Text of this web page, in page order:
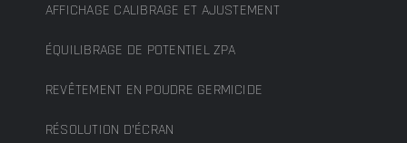
AFFICHAGE CALIBRAGE ET AJUSTEMENT
ÉQUILIBRAGE DE POTENTIEL ZPA
REVÊTEMENT EN POUDRE GERMICIDE
RÉSOLUTION D’ÉCRAN